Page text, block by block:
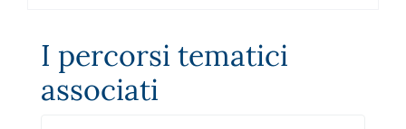
I percorsi tematici
associati